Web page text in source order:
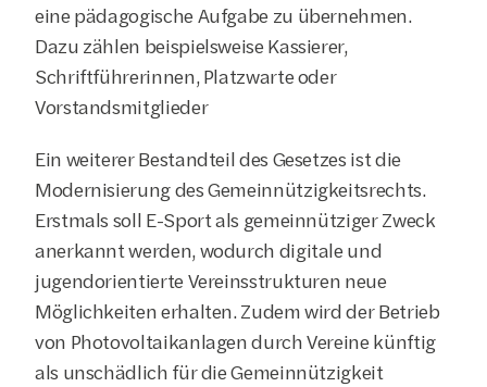
eine pädagogische Aufgabe zu übernehmen.
Dazu zählen beispielsweise Kassierer,
Schriftführerinnen, Platzwarte oder
Vorstandsmitglieder
Ein weiterer Bestandteil des Gesetzes ist die
Modernisierung des Gemeinnützigkeitsrechts.
Erstmals soll E-Sport als gemeinnütziger Zweck
anerkannt werden, wodurch digitale und
jugendorientierte Vereinsstrukturen neue
Möglichkeiten erhalten. Zudem wird der Betrieb
von Photovoltaikanlagen durch Vereine künftig
als unschädlich für die Gemeinnützigkeit